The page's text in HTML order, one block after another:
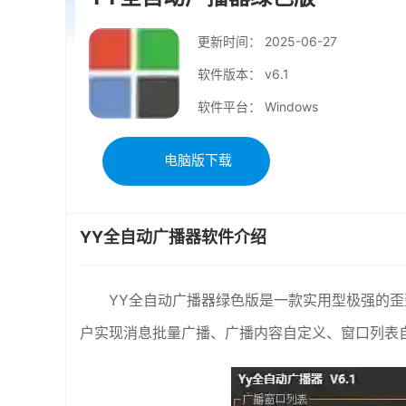
更新时间： 2025-06-27
软件版本： v6.1
软件平台： Windows
电脑版下载
YY全自动广播器软件介绍
YY全自动广播器绿色版是一款实用型极强的
户实现消息批量广播、广播内容自定义、窗口列